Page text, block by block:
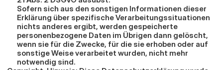
Sofern sich aus den sonstigen Informationen dieser
Erklärung über spezifische Verarbeitungssituationen
nichts anderes ergibt, werden gespeicherte
personenbezogene Daten im Übrigen dann gelöscht,
wenn sie für die Zwecke, für die sie erhoben oder auf
sonstige Weise verarbeitet wurden, nicht mehr
notwendig sind.